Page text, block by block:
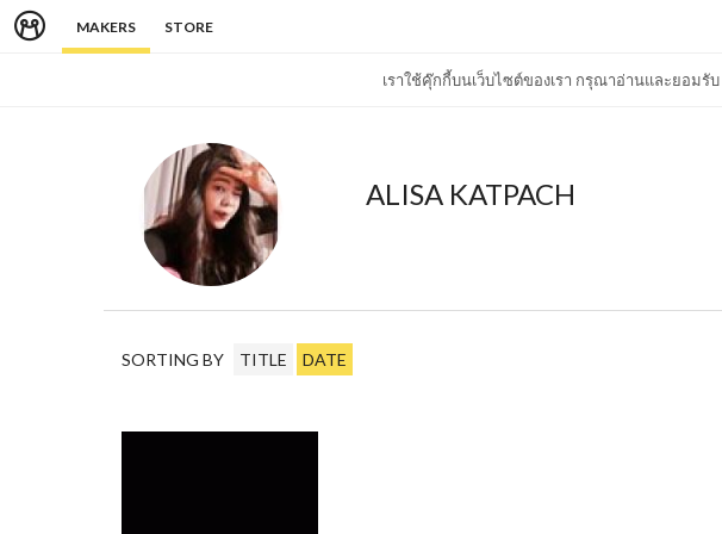
MAKERS STORE
เราใช้คุ๊กกี้บนเว็บไซต์ของเรา กรุณาอ่านและยอมรับ
ALISA KATPACH
SORTING BY TITLE DATE